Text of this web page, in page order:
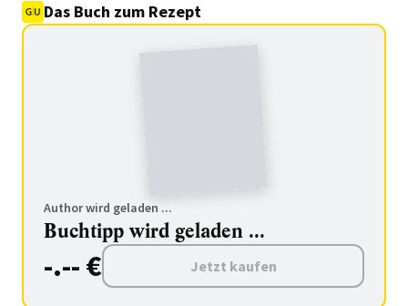
Das Buch zum Rezept
Author wird geladen ...
Buchtipp wird geladen ...
-.-- € Jetzt kaufen